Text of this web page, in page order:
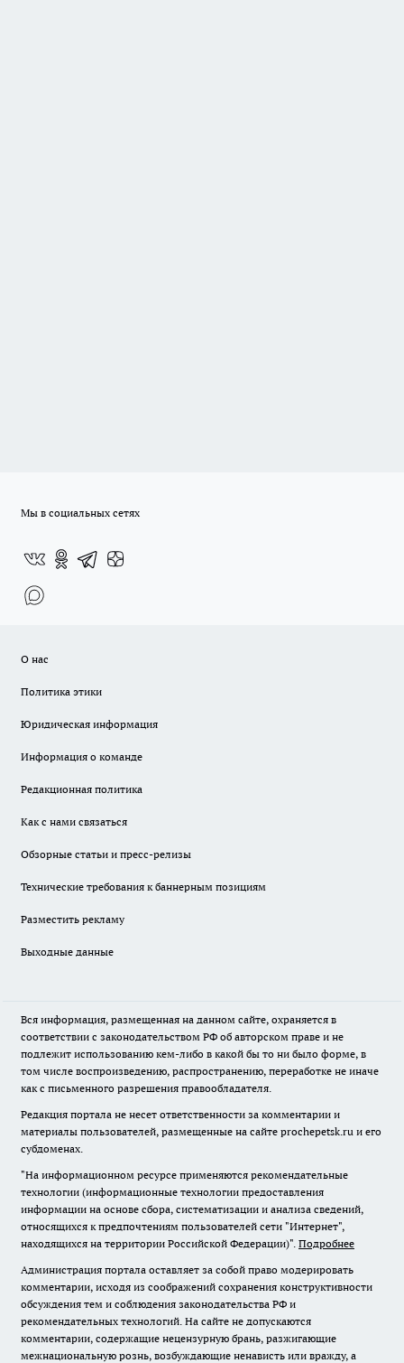
Мы в социальных сетях
О нас
Политика этики
Юридическая информация
Информация о команде
Редакционная политика
Как с нами связаться
Обзорные статьи и пресс-релизы
Технические требования к баннерным позициям
Разместить рекламу
Выходные данные
Вся информация, размещенная на данном сайте, охраняется в
соответствии с законодательством РФ об авторском праве и не
подлежит использованию кем-либо в какой бы то ни было форме, в
том числе воспроизведению, распространению, переработке не иначе
как с письменного разрешения правообладателя.
Редакция портала не несет ответственности за комментарии и
материалы пользователей, размещенные на сайте prochepetsk.ru и его
субдоменах.
"На информационном ресурсе применяются рекомендательные
технологии (информационные технологии предоставления
информации на основе сбора, систематизации и анализа сведений,
относящихся к предпочтениям пользователей сети "Интернет",
находящихся на территории Российской Федерации)". Подробнее
Администрация портала оставляет за собой право модерировать
комментарии, исходя из соображений сохранения конструктивности
обсуждения тем и соблюдения законодательства РФ и
рекомендательных технологий. На сайте не допускаются
комментарии, содержащие нецензурную брань, разжигающие
межнациональную рознь, возбуждающие ненависть или вражду, а